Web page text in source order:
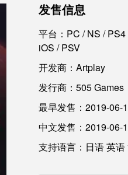
发售信息
平台：PC / NS /
iOS / PSV
开发商：Artplay
发行商：505 Games
最早发售：2019-06-
中文发售：2019-06-
支持语言：日语 英